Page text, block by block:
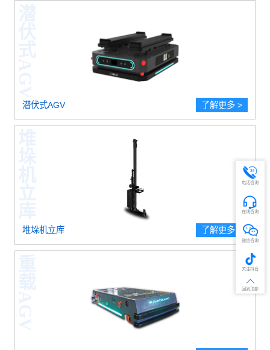
电话咨询
在线咨询
微信咨询
关注抖音
回到顶部
潜伏式AGV 了解更多 >
堆垛机立库 了解更多 >